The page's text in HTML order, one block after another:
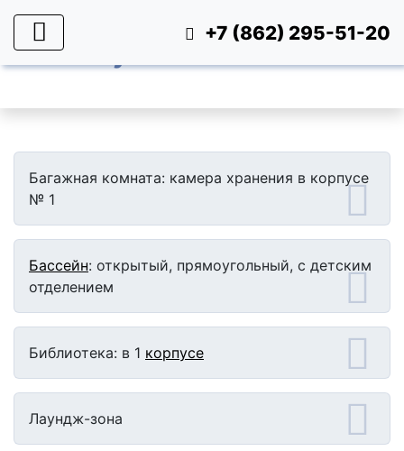
+7 (862) 295-51-20
Багажная комната: камера хранения в корпусе
№ 1
Бассейн: открытый, прямоугольный, с детским
отделением
Библиотека: в 1 корпусе
Лаундж-зона